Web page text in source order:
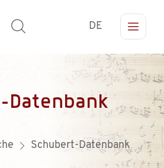
DE
Datenbank
Schubert-Datenbank